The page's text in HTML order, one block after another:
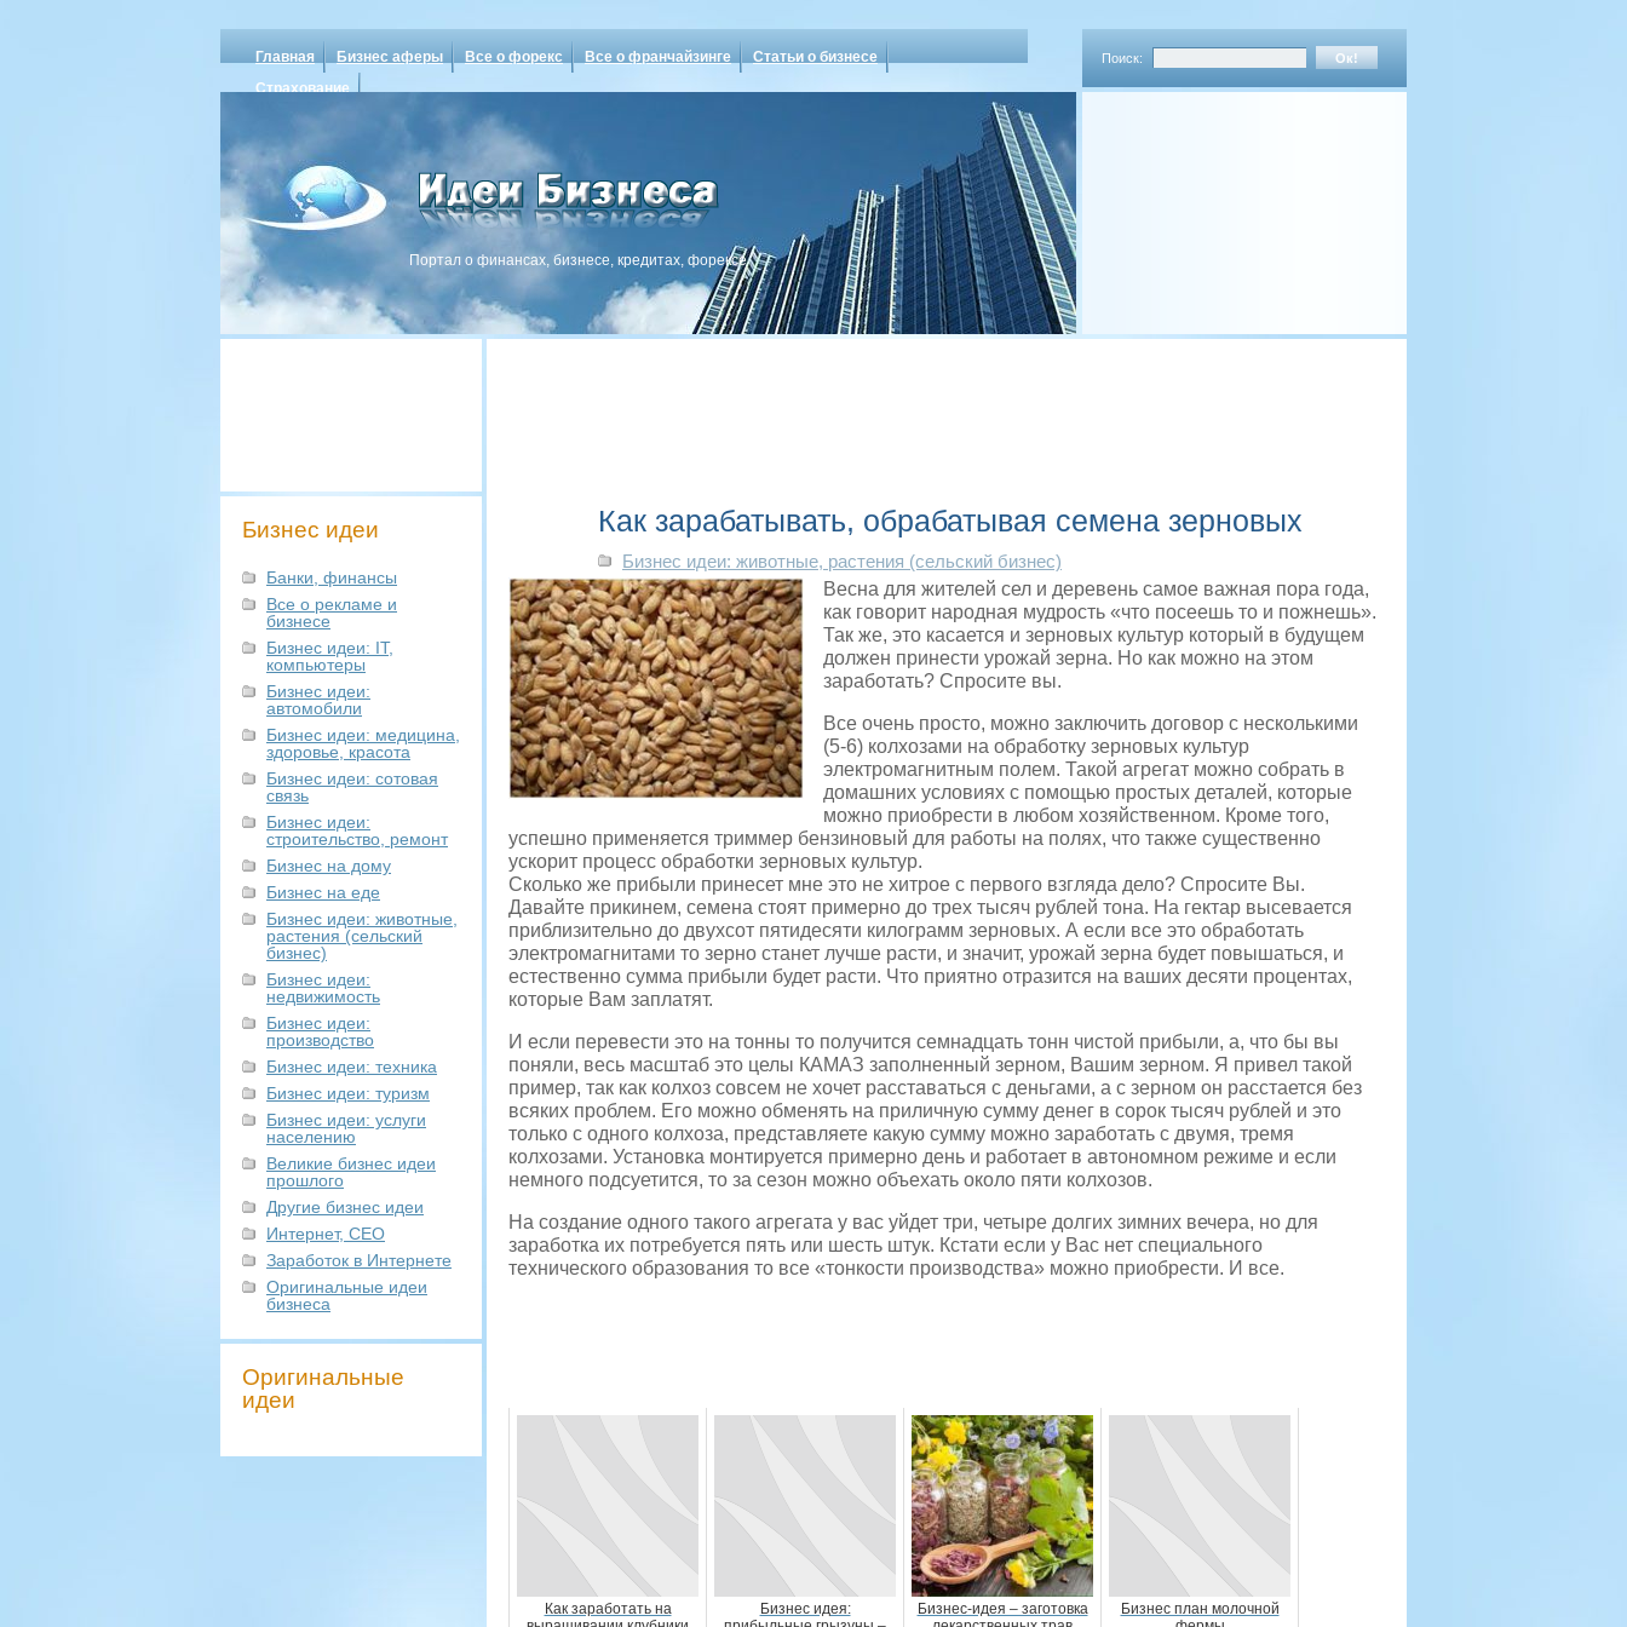
Главная Бизнес аферы Все о форекс Все о франчайзинге
Статьи о бизнесе
Страхование
Поиск:
Портал о финансах, бизнесе, кредитах, форексе
Бизнес идеи
Банки, финансы
Все о рекламе и
бизнесе
Бизнес идеи: IT,
компьютеры
Бизнес идеи:
автомобили
Бизнес идеи: медицина,
здоровье, красота
Бизнес идеи: сотовая
связь
Бизнес идеи:
строительство, ремонт
Бизнес на дому
Бизнес на еде
Бизнес идеи: животные,
растения (сельский
бизнес)
Бизнес идеи:
недвижимость
Бизнес идеи:
производство
Бизнес идеи: техника
Бизнес идеи: туризм
Бизнес идеи: услуги
населению
Великие бизнес идеи
прошлого
Другие бизнес идеи
Интернет, СЕО
Заработок в Интернете
Оригинальные идеи
бизнеса
Оригинальные
идеи
Как зарабатывать, обрабатывая семена зерновых
Бизнес идеи: животные, растения (сельский бизнес)
Весна для жителей сел и деревень самое важная пора года,
как говорит народная мудрость «что посеешь то и пожнешь».
Так же, это касается и зерновых культур который в будущем
должен принести урожай зерна. Но как можно на этом
заработать? Спросите вы.
Все очень просто, можно заключить договор с несколькими
(5-6) колхозами на обработку зерновых культур
электромагнитным полем. Такой агрегат можно собрать в
домашних условиях с помощью простых деталей, которые
можно приобрести в любом хозяйственном. Кроме того,
успешно применяется триммер бензиновый для работы на полях, что также существенно
ускорит процесс обработки зерновых культур.
Сколько же прибыли принесет мне это не хитрое с первого взгляда дело? Спросите Вы.
Давайте прикинем, семена стоят примерно до трех тысяч рублей тона. На гектар высевается
приблизительно до двухсот пятидесяти килограмм зерновых. А если все это обработать
электромагнитами то зерно станет лучше расти, и значит, урожай зерна будет повышаться, и
естественно сумма прибыли будет расти. Что приятно отразится на ваших десяти процентах,
которые Вам заплатят.
И если перевести это на тонны то получится семнадцать тонн чистой прибыли, а, что бы вы
поняли, весь масштаб это целы КАМАЗ заполненный зерном, Вашим зерном. Я привел такой
пример, так как колхоз совсем не хочет расставаться с деньгами, а с зерном он расстается без
всяких проблем. Его можно обменять на приличную сумму денег в сорок тысяч рублей и это
только с одного колхоза, представляете какую сумму можно заработать с двумя, тремя
колхозами. Установка монтируется примерно день и работает в автономном режиме и если
немного подсуетится, то за сезон можно объехать около пяти колхозов.
На создание одного такого агрегата у вас уйдет три, четыре долгих зимних вечера, но для
заработка их потребуется пять или шесть штук. Кстати если у Вас нет специального
технического образования то все «тонкости производства» можно приобрести. И все.
Как заработать на
Бизнес идея:
Бизнес-идея – заготовка
Бизнес план молочной